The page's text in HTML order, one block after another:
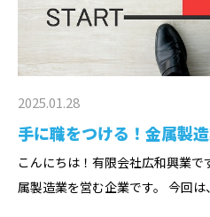
2025.01.28
手に職をつける！金属製
こんにちは！有限会社広和興業
属製造業を営む企業です。 今回は